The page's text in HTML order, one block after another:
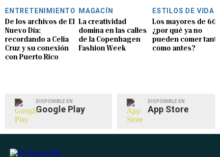
ENTRETENIMIENTO
De los archivos de El
Nuevo Día:
recordando a Celia
Cruz y su conexión
con Puerto Rico
MAGACÍN
La creatividad
domina en las calles
de la Copenhagen
Fashion Week
ESTILOS DE VIDA
Los mayores de 60:
¿por qué ya no
pueden comer
como antes?
DISPONIBLE EN
Google Play
DISPONIBLE EN
App Store